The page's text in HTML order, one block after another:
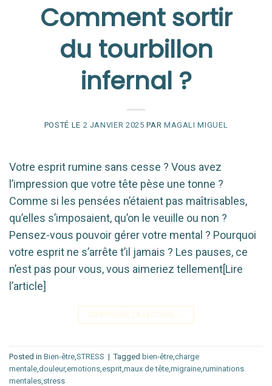
Comment sortir
du tourbillon
infernal ?
POSTÉ LE 2 JANVIER 2025 PAR MAGALI MIGUEL
Votre esprit rumine sans cesse ? Vous avez
l’impression que votre tête pèse une tonne ?
Comme si les pensées n’étaient pas maîtrisables,
qu’elles s’imposaient, qu’on le veuille ou non ?
Pensez-vous pouvoir gérer votre mental ? Pourquoi
votre esprit ne s’arrête t’il jamais ? Les pauses, ce
n’est pas pour vous, vous aimeriez tellement[Lire
l’article]
Posted in Bien-être STRESS | Tagged bien-être charge
mentale douleur,emotions esprit maux de tête migraine ruminations
mentales stress